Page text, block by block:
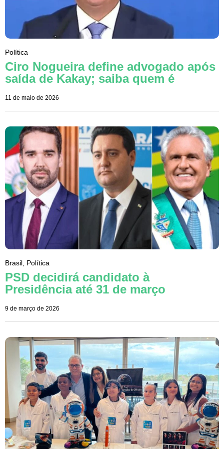
Política
Ciro Nogueira define advogado após
saída de Kakay; saiba quem é
11 de maio de 2026
Brasil Política
PSD decidirá candidato à
Presidência até 31 de março
9 de março de 2026